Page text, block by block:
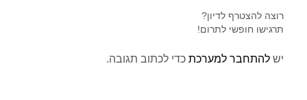
רוצה להצטרף לדיון?
תרגישו חופשי לתרום!
יש להתחבר למערכתכדי לכתוב תגובה.